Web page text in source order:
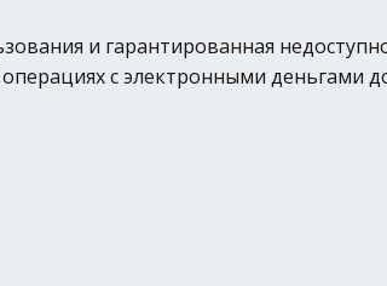
и гарантированная
с электронными деньгами